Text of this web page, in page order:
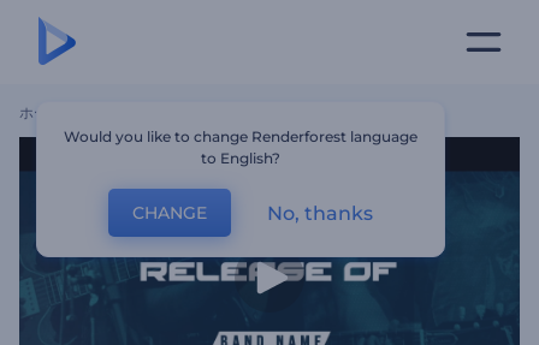
ホーム
Would you like to change Renderforest language
to English?
CHANGE No, thanks